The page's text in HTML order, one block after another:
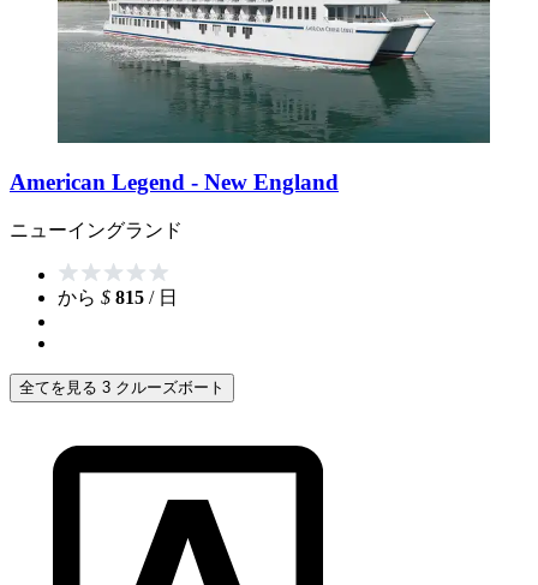
American Legend - New England
ニューイングランド
から $ 815 / 日
全てを見る 3 クルーズボート